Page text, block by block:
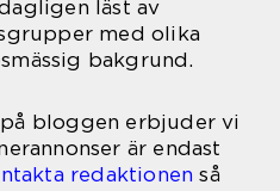
läst av
med olika
bakgrund.
bloggen erbjuder vi
är endast
redaktionen så